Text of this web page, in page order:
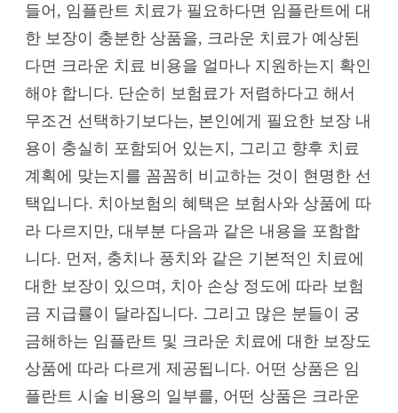
들어, 임플란트 치료가 필요하다면 임플란트에 대
한 보장이 충분한 상품을, 크라운 치료가 예상된
다면 크라운 치료 비용을 얼마나 지원하는지 확인
해야 합니다. 단순히 보험료가 저렴하다고 해서
무조건 선택하기보다는, 본인에게 필요한 보장 내
용이 충실히 포함되어 있는지, 그리고 향후 치료
계획에 맞는지를 꼼꼼히 비교하는 것이 현명한 선
택입니다. 치아보험의 혜택은 보험사와 상품에 따
라 다르지만, 대부분 다음과 같은 내용을 포함합
니다. 먼저, 충치나 풍치와 같은 기본적인 치료에
대한 보장이 있으며, 치아 손상 정도에 따라 보험
금 지급률이 달라집니다. 그리고 많은 분들이 궁
금해하는 임플란트 및 크라운 치료에 대한 보장도
상품에 따라 다르게 제공됩니다. 어떤 상품은 임
플란트 시술 비용의 일부를, 어떤 상품은 크라운